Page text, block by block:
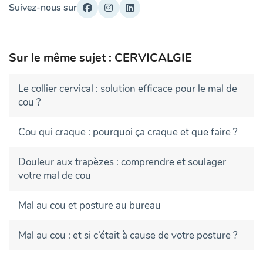
Suivez-nous sur
Sur le même sujet : CERVICALGIE
Le collier cervical : solution efficace pour le mal de
cou ?
Cou qui craque : pourquoi ça craque et que faire ?
Douleur aux trapèzes : comprendre et soulager
votre mal de cou
Mal au cou et posture au bureau
Mal au cou : et si c’était à cause de votre posture ?